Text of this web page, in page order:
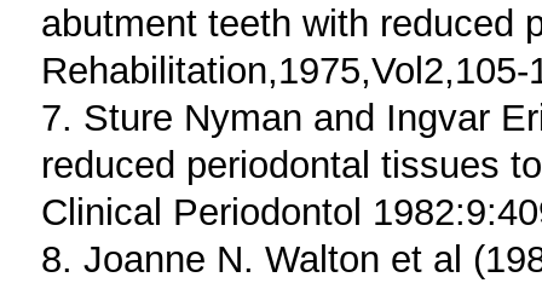
abutment teeth with reduced
Rehabilitation,1975,Vol2,105-
7. Sture Nyman and Ingvar
reduced periodontal tissues
Clinical Periodontol
8. Joanne N. Walton et al